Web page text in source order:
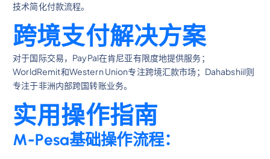
技术简化付款流程。
跨境支付解决方案
对于国际交易，PayPal在肯尼亚有限度地提供服务；
WorldRemit和Western Union专注跨境汇款市场；Dahabshiil则
专注于非洲内部跨国转账业务。
实用操作指南
M-Pesa基础操作流程：